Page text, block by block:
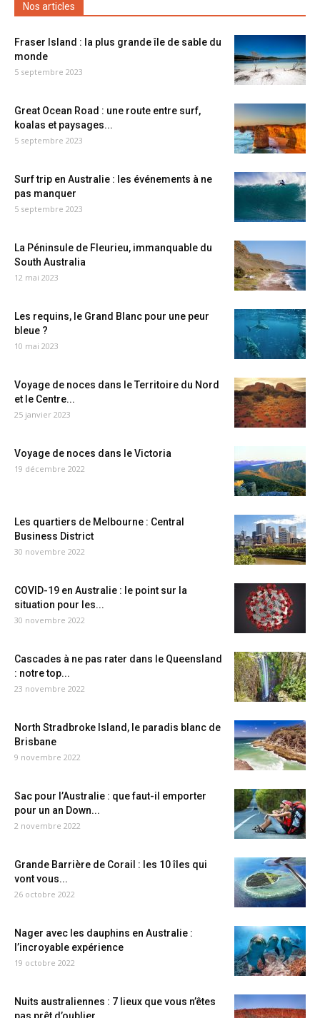
Nos articles
Fraser Island : la plus grande île de sable du
monde
5 septembre 2023
Great Ocean Road : une route entre surf,
koalas et paysages...
5 septembre 2023
Surf trip en Australie : les événements à ne
pas manquer
5 septembre 2023
La Péninsule de Fleurieu, immanquable du
South Australia
12 mai 2023
Les requins, le Grand Blanc pour une peur
bleue ?
10 mai 2023
Voyage de noces dans le Territoire du Nord
et le Centre...
25 janvier 2023
Voyage de noces dans le Victoria
19 décembre 2022
Les quartiers de Melbourne : Central
Business District
30 novembre 2022
COVID-19 en Australie : le point sur la
situation pour les...
30 novembre 2022
Cascades à ne pas rater dans le Queensland
: notre top...
23 novembre 2022
North Stradbroke Island, le paradis blanc de
Brisbane
9 novembre 2022
Sac pour l’Australie : que faut-il emporter
pour un an Down...
2 novembre 2022
Grande Barrière de Corail : les 10 îles qui
vont vous...
26 octobre 2022
Nager avec les dauphins en Australie :
l’incroyable expérience
19 octobre 2022
Nuits australiennes : 7 lieux que vous n’êtes